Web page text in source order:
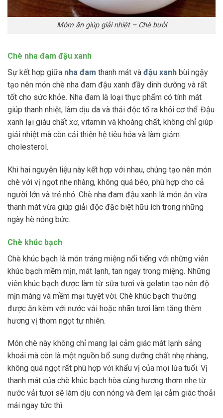
Móm ăn giúp giải nhiệt – Chè bưởi
Chè nha đam đậu xanh
Sự kết hợp giữa nha đam thanh mát và đậu xanh bùi ngậy
tạo nên món chè nha đam đậu xanh đầy dinh dưỡng và rất
tốt cho sức khỏe. Nha đam là loại thực phẩm có tính mát
giúp thanh nhiệt, làm dịu da và thải độc tố ra khỏi cơ thể. Đậu
xanh lại giàu chất xơ, vitamin và khoáng chất, không chỉ giúp
giải nhiệt mà còn cải thiện hệ tiêu hóa và làm giảm
cholesterol.
Khi hai nguyên liệu này kết hợp với nhau, chúng tạo nên món
chè với vị ngọt nhẹ nhàng, không quá béo, phù hợp cho cả
người lớn và trẻ nhỏ. Chè nha đam đậu xanh là món ăn vừa
thanh mát vừa giúp giải độc đặc biệt hữu ích trong những
ngày hè nóng bức.
Chè khúc bạch
Chè khúc bạch là món tráng miệng nổi tiếng với những viên
khúc bạch mềm mịn, mát lạnh, tan ngay trong miệng. Những
viên khúc bạch được làm từ sữa tươi và gelatin tạo nên độ
mịn màng và mềm mại tuyệt vời. Chè khúc bạch thường
được ăn kèm với nước vải hoặc nhãn tươi làm tăng thêm
hương vị thơm ngọt tự nhiên.
Món chè này không chỉ mang lại cảm giác mát lạnh sảng
khoái mà còn là một nguồn bổ sung dưỡng chất nhẹ nhàng,
không quá ngọt rất phù hợp với khẩu vị của mọi lứa tuổi. Vị
thanh mát của chè khúc bạch hòa cùng hương thơm nhẹ từ
nước vải tươi sẽ làm dịu cơn nóng và đem lại cảm giác thoải
mái ngay tức thì.